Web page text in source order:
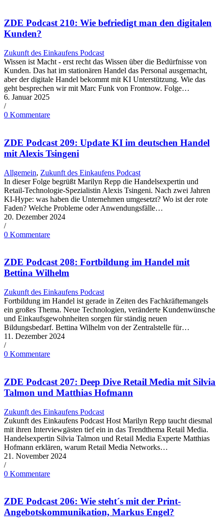
ZDE Podcast 210: Wie befriedigt man den digitalen
Kunden?
Zukunft des Einkaufens Podcast
Wissen ist Macht - erst recht das Wissen über die Bedürfnisse von
Kunden. Das hat im stationären Handel das Personal ausgemacht,
aber der digitale Handel bekommt mit KI Unterstützung. Wie das
geht besprechen wir mit Marc Funk von Frontnow. Folge…
6. Januar 2025
/
0 Kommentare
ZDE Podcast 209: Update KI im deutschen Handel
mit Alexis Tsingeni
Allgemein, Zukunft des Einkaufens Podcast
In dieser Folge begrüßt Marilyn Repp die Handelsexpertin und
Retail-Technologie-Spezialistin Alexis Tsingeni. Nach zwei Jahren
KI-Hype: was haben die Unternehmen umgesetzt? Wo ist der rote
Faden? Welche Probleme oder Anwendungsfälle…
20. Dezember 2024
/
0 Kommentare
ZDE Podcast 208: Fortbildung im Handel mit
Bettina Wilhelm
Zukunft des Einkaufens Podcast
Fortbildung im Handel ist gerade in Zeiten des Fachkräftemangels
ein großes Thema. Neue Technologien, veränderte Kundenwünsche
und Einkaufsgewohnheiten sorgen für ständig neuen
Bildungsbedarf. Bettina Wilhelm von der Zentralstelle für…
11. Dezember 2024
/
0 Kommentare
ZDE Podcast 207: Deep Dive Retail Media mit Silvia
Talmon und Matthias Hofmann
Zukunft des Einkaufens Podcast
Zukunft des Einkaufens Podcast Host Marilyn Repp taucht diesmal
mit ihren Interviewgästen tief ein in das Trendthema Retail Media.
Handelsexpertin Silvia Talmon und Retail Media Experte Matthias
Hofmann erklären, warum Retail Media Networks…
21. November 2024
/
0 Kommentare
ZDE Podcast 206: Wie steht´s mit der Print-
Angebotskommunikation, Markus Engel?